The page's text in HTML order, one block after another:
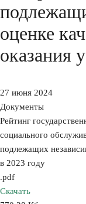
оценке
оказания
27 июня 2024
Документы
Рейтинг
социального
подлежащих
в 2023 году
.pdf
Скачать